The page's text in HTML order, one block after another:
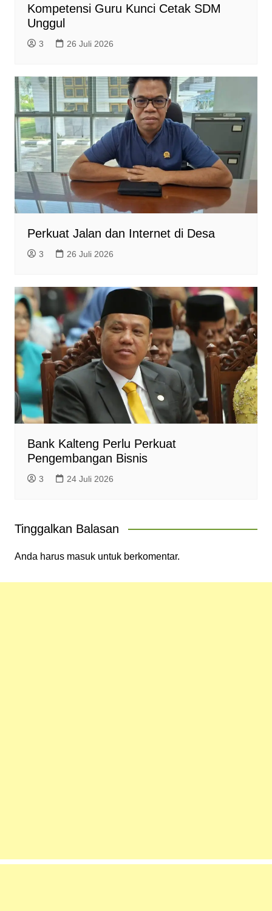
Kompetensi Guru Kunci Cetak SDM
Unggul
3 26 Juli 2026
Perkuat Jalan dan Internet di Desa
3 26 Juli 2026
Bank Kalteng Perlu Perkuat
Pengembangan Bisnis
3 24 Juli 2026
Tinggalkan Balasan
Anda harus masukuntuk berkomentar.